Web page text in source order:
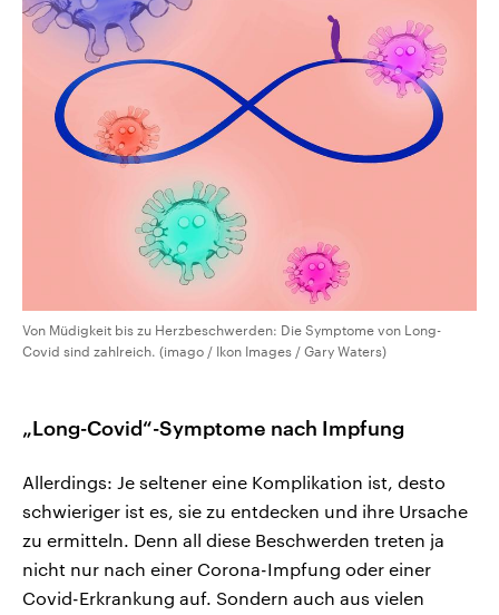
Von Müdigkeit bis zu Herzbeschwerden: Die Symptome von Long-
Covid sind zahlreich. (imago / Ikon Images / Gary Waters)
„Long-Covid“-Symptome nach Impfung
Allerdings: Je seltener eine Komplikation ist, desto
schwieriger ist es, sie zu entdecken und ihre Ursache
zu ermitteln. Denn all diese Beschwerden treten ja
nicht nur nach einer Corona-Impfung oder einer
Covid-Erkrankung auf. Sondern auch aus vielen